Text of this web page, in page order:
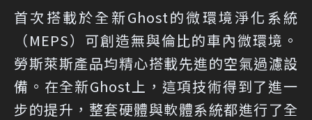
首次搭載於全新Ghost的微環境淨化系統
（MEPS）可創造無與倫比的車內微環境。
勞斯萊斯產品均精心搭載先進的空氣過濾設
備。在全新Ghost上，這項技術得到了進一
步的提升，整套硬體與軟體系統都進行了全